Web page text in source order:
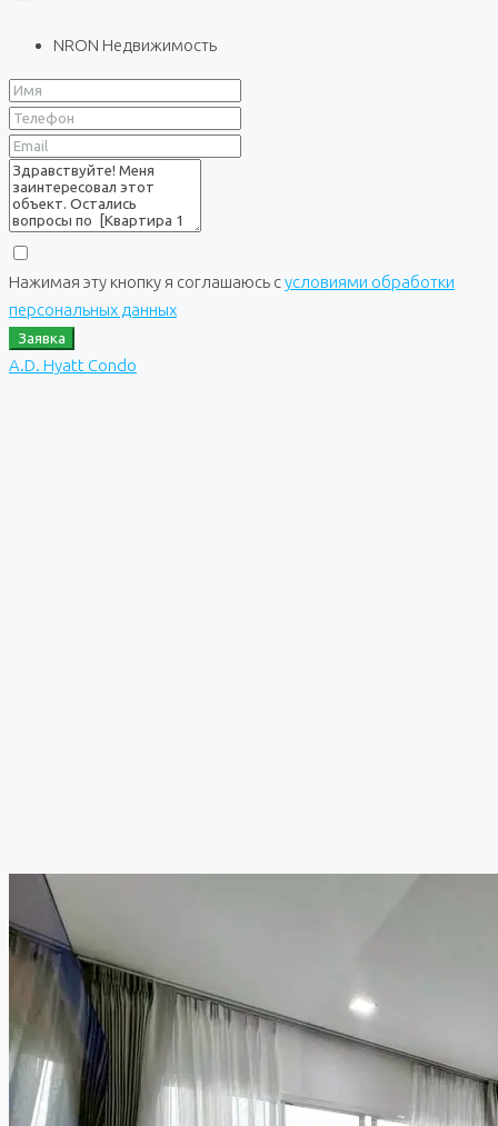
NRON Недвижимость
Нажимая эту кнопку я соглашаюсь сусловиями обработки
персональных данных
Заявка
A.D. Hyatt Condo